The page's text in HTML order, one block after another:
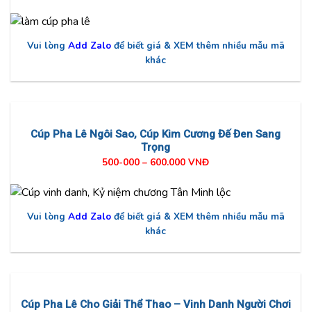
Vui lòng Add Zalo để biết giá & XEM thêm nhiều mẫu mã
khác
Cúp Pha Lê Ngôi Sao, Cúp Kim Cương Đế Đen Sang
Trọng
500-000 – 600.000 VNĐ
Vui lòng Add Zalo để biết giá & XEM thêm nhiều mẫu mã
khác
Cúp Pha Lê Cho Giải Thể Thao – Vinh Danh Người Chơi